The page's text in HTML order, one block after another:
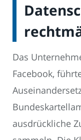
Das
Facebook,
ausdrückliche